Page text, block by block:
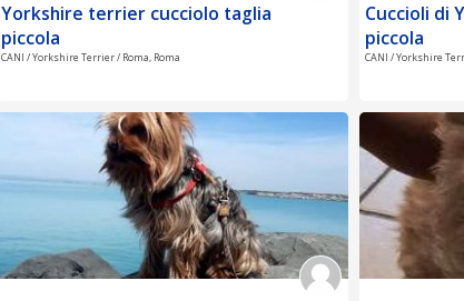
Yorkshire terrier cucciolo taglia
piccola
CANI / Yorkshire Terrier / Roma, Roma
Cuccioli di
piccola
CANI / Yorkshire